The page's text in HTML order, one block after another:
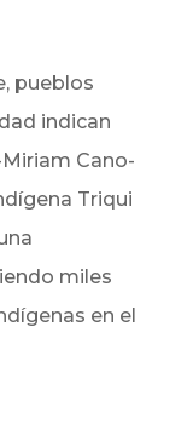
pueblos
indican
Cano-
Triqui
miles
en el